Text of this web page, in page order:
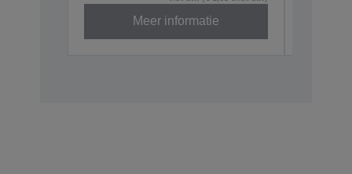
Meer informatie